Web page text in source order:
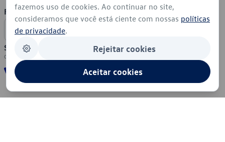
Formas de Pagamento
Segurança
fazemos uso de cookies. Ao continuar no site,
consideramos que você está ciente com nossas políticas
de privacidade.
Rejeitar cookies
Aceitar cookies